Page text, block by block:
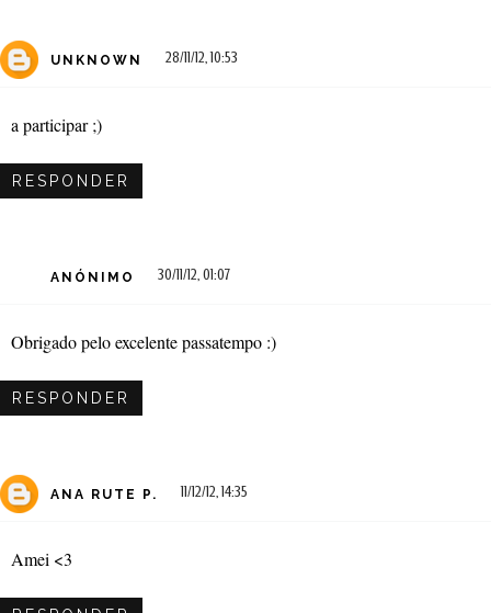
UNKNOWN 28/11/12, 10:53
a participar ;)
RESPONDER
ANÓNIMO 30/11/12, 01:07
Obrigado pelo excelente passatempo :)
RESPONDER
ANA RUTE P. 11/12/12, 14:35
Amei <3